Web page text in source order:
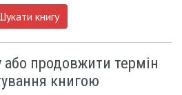
книгу
продовжити термін
книгою